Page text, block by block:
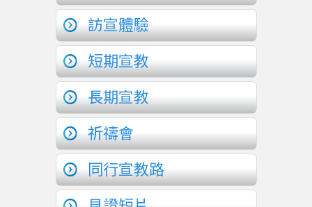
訪宣體驗
短期宣教
長期宣教
祈禱會
同行宣教路